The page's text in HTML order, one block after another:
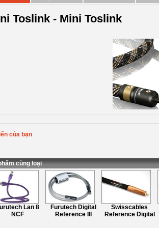
Toslink - Mini Toslink
của bạn
: cùng loại
Lan 8
NCF
Furutech Digital
Reference III
Swisscables
Reference Digital